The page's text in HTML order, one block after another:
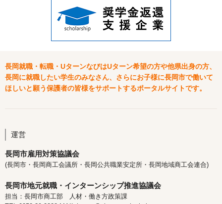
長岡就職・転職・UターンなびはUターン希望の方や他県出身の方、
長岡に就職したい学生のみなさん、さらにお子様に長岡市で働いて
ほしいと願う保護者の皆様をサポートするポータルサイトです。
運営
長岡市雇用対策協議会
(長岡市・長岡商工会議所・長岡公共職業安定所・長岡地域商工会連合)
長岡市地元就職・インターンシップ推進協議会
担当：長岡市商工部 人材・働き方政策課